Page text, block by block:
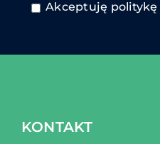
Akceptuję
KONTAKT